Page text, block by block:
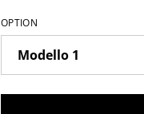
OPTION